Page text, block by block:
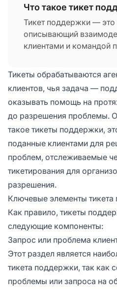
Что такое тикет
Тикет поддержки — это
описывающий
клиентами и командой
вопрос или запрос
сообщить о своей
беспокойстве. Тикеты
получаются системой
Каждый тикет имеет
идентификатор,
организовать и
Тикеты обрабатываются
клиентов, чья задача —
оказывать помощь на
до разрешения проблемы.
такое тикеты поддержки,
поданные клиентами для
проблем, отслеживаемые
тикетирования для
разрешения.
Ключевые элементы
Как правило, тикеты
следующие компоненты:
Запрос или проблема
Этот раздел является
тикета поддержки, так как
проблемы или запроса на